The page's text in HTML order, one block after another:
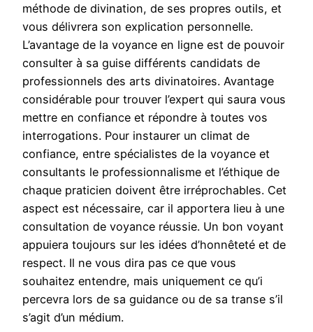
méthode de divination, de ses propres outils, et
vous délivrera son explication personnelle.
L’avantage de la voyance en ligne est de pouvoir
consulter à sa guise différents candidats de
professionnels des arts divinatoires. Avantage
considérable pour trouver l’expert qui saura vous
mettre en confiance et répondre à toutes vos
interrogations. Pour instaurer un climat de
confiance, entre spécialistes de la voyance et
consultants le professionnalisme et l’éthique de
chaque praticien doivent être irréprochables. Cet
aspect est nécessaire, car il apportera lieu à une
consultation de voyance réussie. Un bon voyant
appuiera toujours sur les idées d’honnêteté et de
respect. Il ne vous dira pas ce que vous
souhaitez entendre, mais uniquement ce qu’i
percevra lors de sa guidance ou de sa transe s’il
s’agit d’un médium.